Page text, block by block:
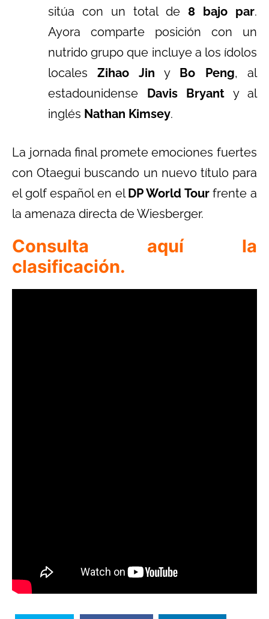
sitúa con un total de 8 bajo par.
Ayora comparte posición con un
nutrido grupo que incluye a los ídolos
localesZihao Jin y Bo Peng, al
estadounidense Davis Bryant y al
inglés Nathan Kimsey.
La jornada final promete emociones fuertes
con Otaegui buscando un nuevo título para
el golf español en elDP World Tourfrente a
la amenaza directa de Wiesberger.
Consulta aquí la
clasificación.